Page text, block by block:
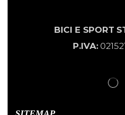
BICI E SPORT
P.IVA: